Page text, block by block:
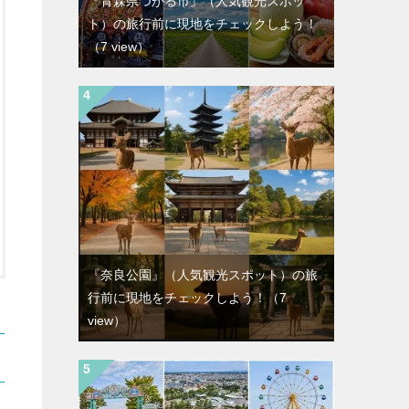
ト）の旅行前に現地をチェックしよう！
（7 view）
『奈良公園』（人気観光スポット）の旅
行前に現地をチェックしよう！ （7
view）